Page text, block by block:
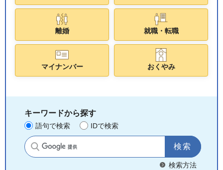
離婚 就職・転職
マイナンバー おくやみ
キーワードから探す
語句で検索 IDで検索
サイト内検索
検索方法